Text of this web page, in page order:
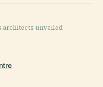
architects unveiled